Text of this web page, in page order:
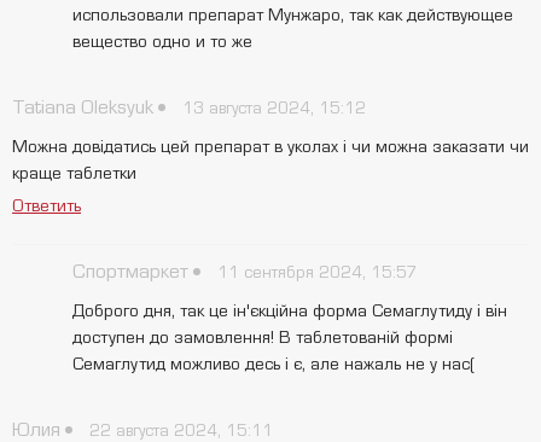
использовали препарат Мунжаро, так как действующее
вещество одно и то же
Tatiana Oleksyuk 13 августа 2024, 15:12
Можна довідатись цей препарат в уколах і чи можна заказати чи
краще таблетки
Ответить
Спортмаркет 11 сентября 2024, 15:57
Доброго дня, так це ін'єкційна форма Семаглутиду і він
доступен до замовлення! В таблетованій формі
Семаглутид можливо десь і є, але нажаль не у нас(
Юлия 22 августа 2024, 15:11